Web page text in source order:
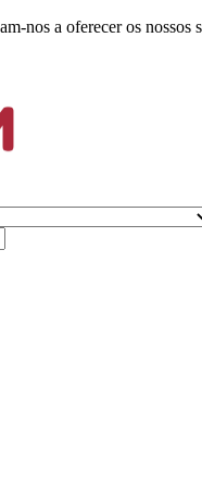
nos a oferecer os nossos